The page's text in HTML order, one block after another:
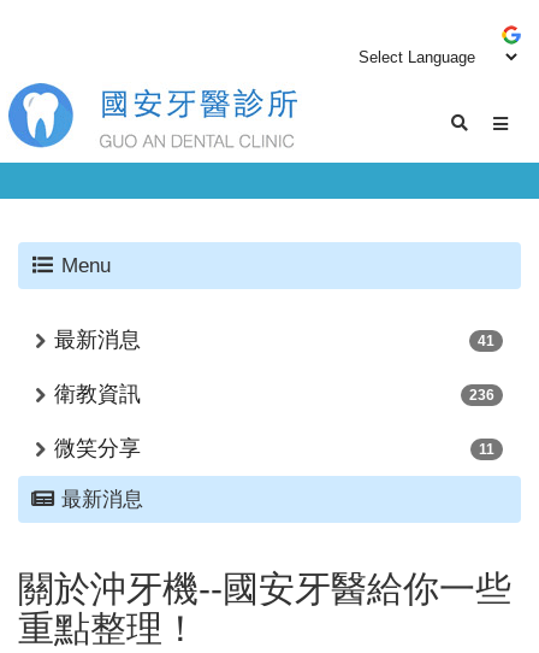
Menu
最新消息 41
衛教資訊 236
微笑分享 11
最新消息
關於沖牙機--國安牙醫給你一些
重點整理！